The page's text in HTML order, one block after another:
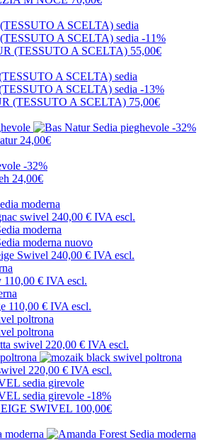
-11%
(TESSUTO A SCELTA) 55,00€
-13%
(TESSUTO A SCELTA) 75,00€
-32%
24,00€
-32%
24,00€
swivel 240,00 € IVA escl.
nuovo
Swivel 240,00 € IVA escl.
110,00 € IVA escl.
110,00 € IVA escl.
swivel 220,00 € IVA escl.
220,00 € IVA escl.
-18%
SWIVEL 100,00€